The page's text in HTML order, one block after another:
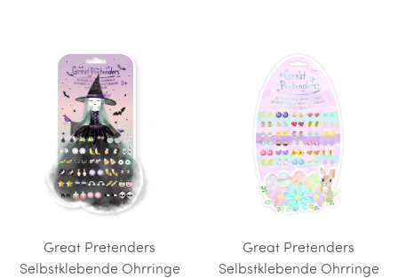
Great Pretenders
Selbstklebende Ohrringe
Great Pretenders
Selbstklebende Ohrringe